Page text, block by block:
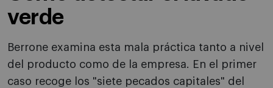
verde
Berrone examina esta mala práctica tanto a nivel
del producto como de la empresa. En el primer
caso recoge los "siete pecados capitales" del